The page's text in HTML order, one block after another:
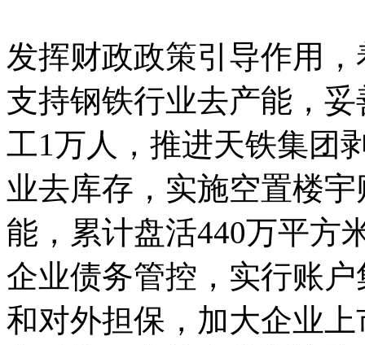
发挥财政政策引导作用
支持钢铁行业去产能，
工1万人，推进天铁集团
业去库存，实施空置楼
能，累计盘活440万平方
企业债务管控，实行账
和对外担保，加大企业